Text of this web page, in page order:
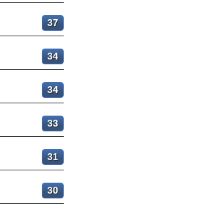
37
34
34
33
31
30